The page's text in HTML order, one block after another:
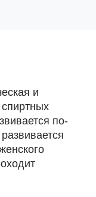
и
спиртных
по-